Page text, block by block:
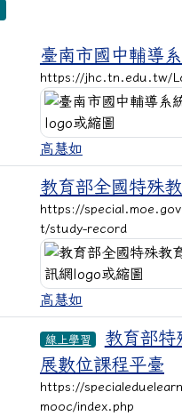
臺南市國中輔導
https://jhc.tn.edu.tw/
高慧如
教育部全國特殊
https://
t/study-record
高慧如
線上學習
教育部特
展數位課程平臺
https://
mooc/index.php